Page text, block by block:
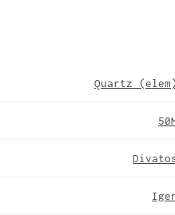
Quartz (elem)